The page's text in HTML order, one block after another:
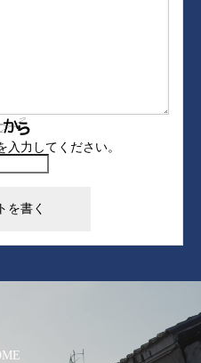
入力してください。